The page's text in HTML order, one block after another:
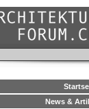
News &